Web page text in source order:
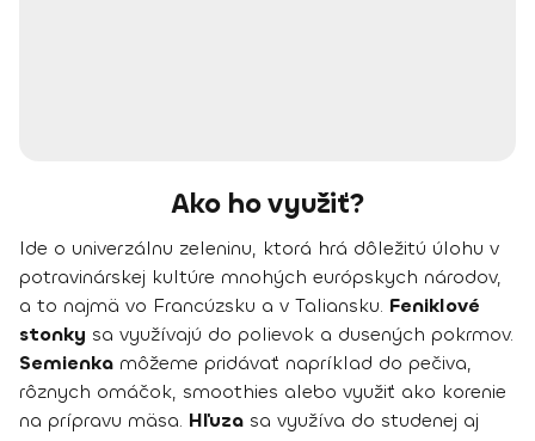
Ako ho využiť?
Ide o univerzálnu zeleninu, ktorá hrá dôležitú úlohu v
potravinárskej kultúre mnohých európskych národov,
a to najmä vo Francúzsku a v Taliansku. Feniklové
stonky sa využívajú do polievok a dusených pokrmov.
Semienka môžeme pridávať napríklad do pečiva,
rôznych omáčok, smoothies alebo využiť ako korenie
na prípravu mäsa. Hľuza sa využíva do studenej aj